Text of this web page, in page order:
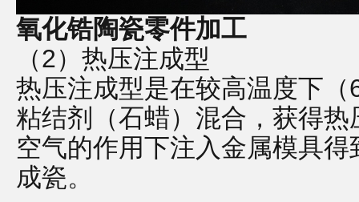
氧化锆陶瓷零件加工
（2）热压注成型
热压注成型是在较高温度下
粘结剂（石蜡）混合，获得
空气的作用下注入金属模具
成瓷。